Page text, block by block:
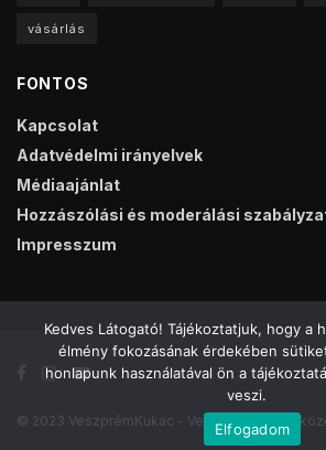
vásárlás
FONTOS
Kapcsolat
Adatvédelmi irányelvek
Médiaajánlat
Hozzászólási és moderálási
Impresszum
© 2023 VeszprémKukac - Veszprém online
Kedves Látogató! Tájékoztatjuk, hogy a
élmény fokozásának érdekében
honlapunk használatával ön a
veszi.
Elfogadom